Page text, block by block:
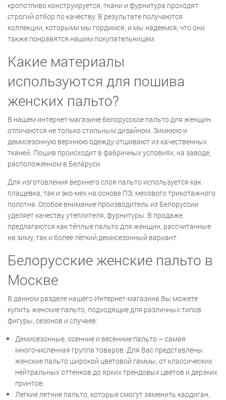
кропотливо конструируется, ткани и фурнитура проходят
строгий отбор по качеству. В результате получаются
коллекции, которыми мы гордимся, и мы надеемся, что они
также понравятся нашим покупательницам.
Какие материалы
используются для пошива
женских пальто?
В нашем интернет-магазине белорусское пальто для женщин
отличаются не только стильным дизайном. Зимнюю и
демисезонную верхнюю одежду отшивают из качественных
тканей. Пошив происходит в фабричных условиях, на заводе,
расположенном в Беларуси.
Для изготовления верхнего слоя пальто используется как
плащевка, так и эко-мех на основе ПЭ, мехового трикотажного
полотна. Особое внимание производитель из Белоруссии
уделяет качеству утеплителя, фурнитуры. В продаже
предлагаются как тёплые пальто для женщин, рассчитанные
на зиму, так и более лёгкий демисезонный вариант.
Белорусские женские пальто в
Москве
В данном разделе нашего Интернет-магазина Вы можете
купить женские пальто, подходящие для различных типов
фигуры, сезонов и случаев:
Демисезонные, осенние и весенние пальто – самая
многочисленная группа товаров. Для Вас представлены
женские пальто широкой цветовой гаммы, от классических
нейтральных оттенков до ярких трендовых цветов и дерзких
принтов.
Легкие летние пальто, которые смогут заменить кардиган,